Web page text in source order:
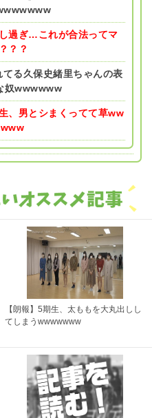
過ぎ…これが合法ってマ
？？
てる久保史緒里ちゃんの表
奴wwwwww
、男とシまくってて草ww
【朗報】5期生、太ももを大丸出しし
てしまうwwwwwww